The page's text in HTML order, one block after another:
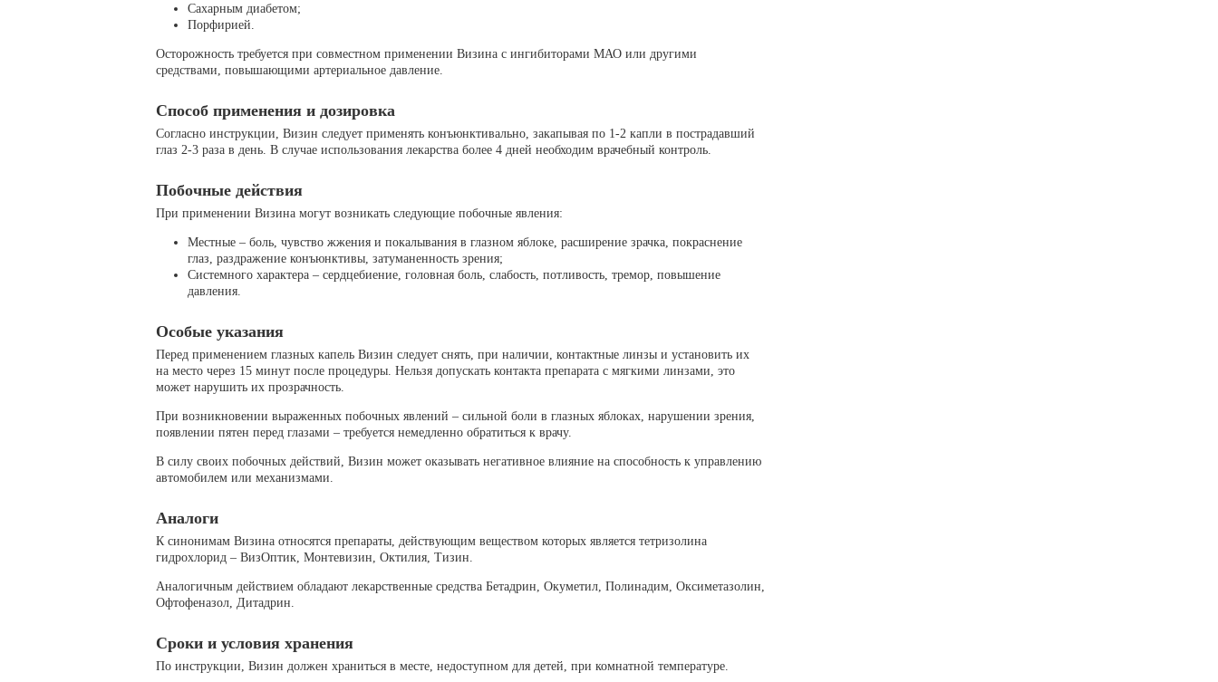
Сахарным диабетом;
Порфирией.
Осторожность требуется при совместном применении Визина с ингибиторами МАО или другими
средствами, повышающими артериальное давление.
Способ применения и дозировка
Согласно инструкции, Визин следует применять конъюнктивально, закапывая по 1-2 капли в пострадавший
глаз 2-3 раза в день. В случае использования лекарства более 4 дней необходим врачебный контроль.
Побочные действия
При применении Визина могут возникать следующие побочные явления:
Местные – боль, чувство жжения и покалывания в глазном яблоке, расширение зрачка, покраснение
глаз, раздражение конъюнктивы, затуманенность зрения;
Системного характера – сердцебиение, головная боль, слабость, потливость, тремор, повышение
давления.
Особые указания
Перед применением глазных капель Визин следует снять, при наличии, контактные линзы и установить их
на место через 15 минут после процедуры. Нельзя допускать контакта препарата с мягкими линзами, это
может нарушить их прозрачность.
При возникновении выраженных побочных явлений – сильной боли в глазных яблоках, нарушении зрения,
появлении пятен перед глазами – требуется немедленно обратиться к врачу.
В силу своих побочных действий, Визин может оказывать негативное влияние на способность к управлению
автомобилем или механизмами.
Аналоги
К синонимам Визина относятся препараты, действующим веществом которых является тетризолина
гидрохлорид – ВизОптик, Монтевизин, Октилия, Тизин.
Аналогичным действием обладают лекарственные средства Бетадрин, Окуметил, Полинадим, Оксиметазолин,
Офтофеназол, Дитадрин.
Сроки и условия хранения
По инструкции, Визин должен храниться в месте, недоступном для детей, при комнатной температуре.